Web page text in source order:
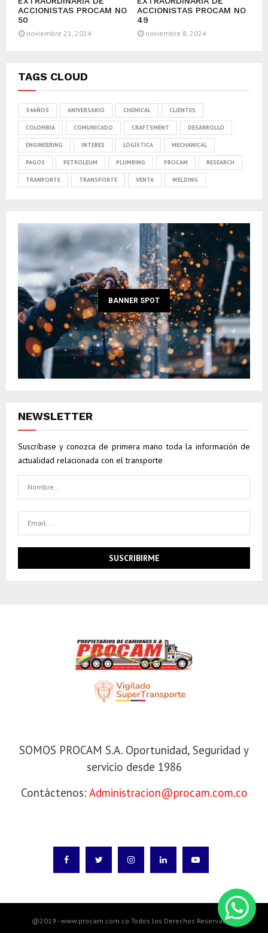
ACCIONISTAS PROCAM NO
50
noviembre 21, 2024
ACCIONISTAS PROCAM NO
49
noviembre 8, 2024
TAGS CLOUD
34AÑOS ANIVERSARIO CHEMICAL CLIENTES
COLOMBIA COMUNICADO CRAFTSMENT DESARROLLO
ENGINEERING INTERES LOGÍSTICA MECHANICAL
PAGOS PETROLEUM PLUMBING PROCAM RESEARCH
TRANPORTE TRANSPORTE VENTA WELDING
BANNER SPOT
NEWSLETTER
Suscríbase y conozca de primera mano toda la información de
actualidad relacionada con el transporte
SOMOS PROCAM S.A. Oportunidad, Seguridad y
servicio desde 1986
Contáctenos: Administracion@procam.com.co
@2019 - www.procam.com.co Todos los Derechos Reservados.